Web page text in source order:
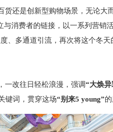
货还是创新型购物场景，无论大
消费者的链接，以一系列营销
、多通道引流，再次将这个冬天
一改往日轻松浪漫，强调“大焕异
键词，贯穿这场“别来5 young”